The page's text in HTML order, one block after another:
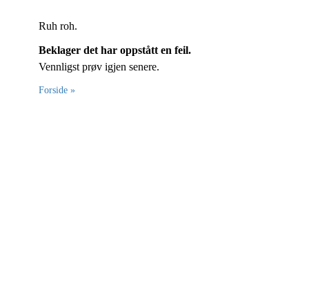
Ruh roh.
Beklager det har oppstått en feil.
Vennligst prøv igjen senere.
Forside »